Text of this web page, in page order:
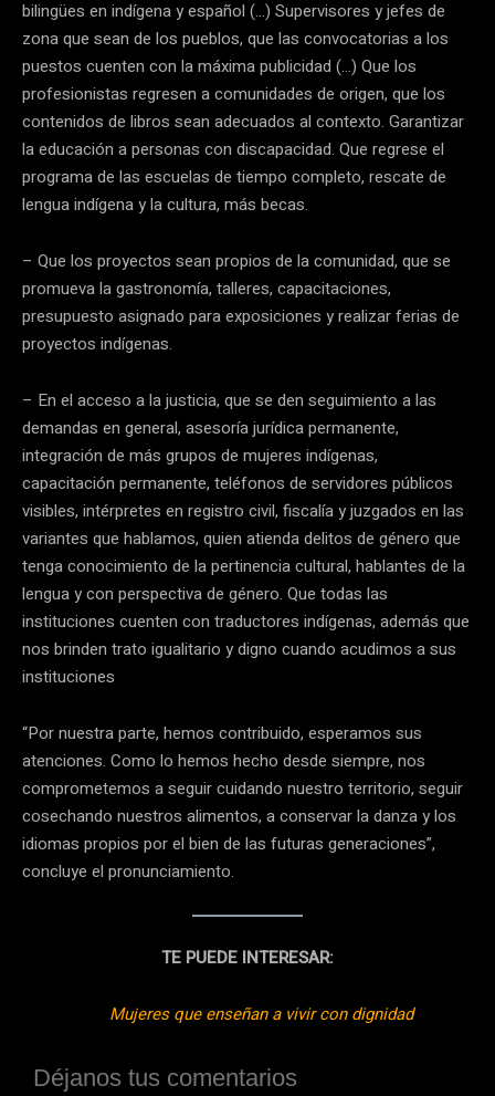
bilingües en indígena y español (…) Supervisores y jefes de
zona que sean de los pueblos, que las convocatorias a los
puestos cuenten con la máxima publicidad (…) Que los
profesionistas regresen a comunidades de origen, que los
contenidos de libros sean adecuados al contexto. Garantizar
la educación a personas con discapacidad. Que regrese el
programa de las escuelas de tiempo completo, rescate de
lengua indígena y la cultura, más becas.
– Que los proyectos sean propios de la comunidad, que se
promueva la gastronomía, talleres, capacitaciones,
presupuesto asignado para exposiciones y realizar ferias de
proyectos indígenas.
– En el acceso a la justicia, que se den seguimiento a las
demandas en general, asesoría jurídica permanente,
integración de más grupos de mujeres indígenas,
capacitación permanente, teléfonos de servidores públicos
visibles, intérpretes en registro civil, fiscalía y juzgados en las
variantes que hablamos, quien atienda delitos de género que
tenga conocimiento de la pertinencia cultural, hablantes de la
lengua y con perspectiva de género. Que todas las
instituciones cuenten con traductores indígenas, además que
nos brinden trato igualitario y digno cuando acudimos a sus
instituciones
“Por nuestra parte, hemos contribuido, esperamos sus
atenciones. Como lo hemos hecho desde siempre, nos
comprometemos a seguir cuidando nuestro territorio, seguir
cosechando nuestros alimentos, a conservar la danza y los
idiomas propios por el bien de las futuras generaciones”,
concluye el pronunciamiento.
TE PUEDE INTERESAR:
Mujeres que enseñan a vivir con dignidad
Déjanos tus comentarios